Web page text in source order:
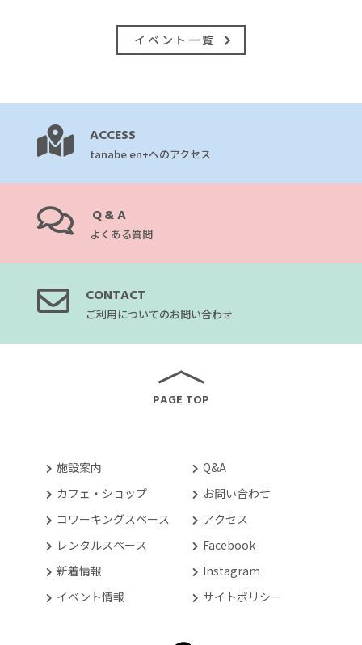
イベント一覧
PAGE TOP
ACCESS
tanabe en+へのアクセス
Q&A
よくある質問
CONTACT
ご利用についてのお問い合わせ
施設案内
カフェ・ショップ
コワーキングスペース
レンタルスペース
新着情報
イベント情報
Q&A
お問い合わせ
アクセス
Facebook
Instagram
サイトポリシー